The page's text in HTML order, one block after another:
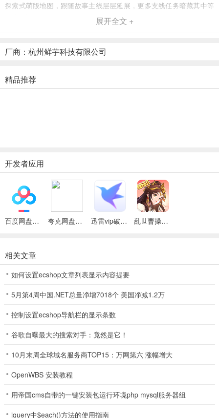
探索式萌版地图，跟随故事主线层层延展，更多支线任务暗藏其中等
单机重制版，比红白机更方便的对战，比像素点更精细的画面，让你
【上位之作，网游快感】
采用经典回合制战斗场景，招募名将，施计布阵，海量装备随心选，
由你完成三国霸业
【多维剧情，三国新说】
支线配合主线，争霸背后也别有洞天，更多你不知道的三国故事即将
吐槽式对白，冷笑话集锦，如果三国也有朋友圈，每句对白都将成为
经典
地图剧情流程攻略秘籍
1、首先先过剧情，曹操使用群体技能秒掉吕布军，然后正式开始游戏
2、向上和天子对话，天子表示袁术在城外的山洞里，让我们去消灭袁
部出战上阵
4、探索一下城内，在右上角，右侧出口，左下学徒共接到4个任务；
展开全文 +
厂商：杭州鲜芋科技有限公司
精品推荐
开发者应用
百度网盘绿色免安装Pc电脑版 夸克网盘官方正式版 迅雷vip破解版永久会员2024版 乱世曹操传TV版
相关文章
如何设置ecshop文章列表显示内容提要
5月第4周中国.NET总量净增7018个 美国净减1.2万
控制设置ecshop导航栏的显示条数
谷歌自曝最大的搜索对手：竟然是它！
10月末周全球域名服务商TOP15：万网第六 涨幅增大
OpenWBS 安装教程
用帝国cms自带的一键安装包运行环境php mysql服务器组
jquery中$each()方法的使用指南